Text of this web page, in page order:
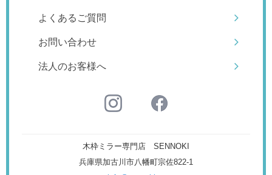
よくあるご質問
お問い合わせ
法人のお客様へ
木枠ミラー専門店 SENNOKI
兵庫県加古川市八幡町宗佐822-1